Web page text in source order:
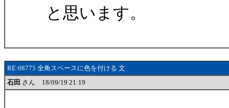
と思います。
RE:08775 全角スペースに色を付ける 文
石田 さん 18/09/19 21:19